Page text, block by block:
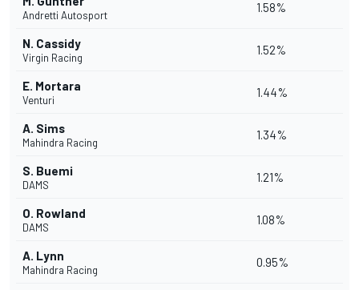
Andretti Autosport
1.58%
N. Cassidy
Virgin Racing
1.52%
E. Mortara
Venturi
1.44%
A. Sims
Mahindra Racing
1.34%
S. Buemi
DAMS
1.21%
O. Rowland
DAMS
1.08%
A. Lynn
Mahindra Racing
0.95%